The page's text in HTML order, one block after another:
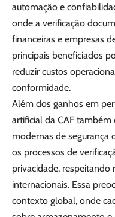
automação e
onde a verificação
financeiras e empresas
principais beneficiados
reduzir custos
conformidade.
Além dos ganhos em
artificial da CAF
modernas de segurança
os processos de
privacidade, respeitando
internacionais. Essa
contexto global, onde